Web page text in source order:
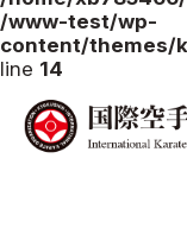
/www-test/wp-
content/themes/
line 14